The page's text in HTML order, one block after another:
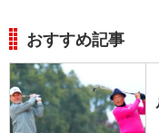
おすすめ記事